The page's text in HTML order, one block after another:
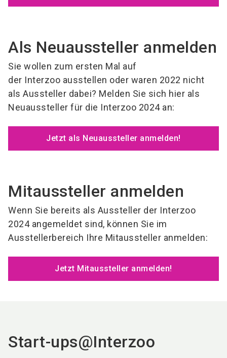
Als Neuaussteller anmelden
Sie wollen zum ersten Mal auf
der Interzoo ausstellen oder waren 2022 nicht
als Aussteller dabei? Melden Sie sich hier als
Neuaussteller für die Interzoo 2024 an:
Jetzt als Neuaussteller anmelden!
Mitaussteller anmelden
Wenn Sie bereits als Aussteller der Interzoo
2024 angemeldet sind, können Sie im
Ausstellerbereich Ihre Mitaussteller anmelden:
Jetzt Mitaussteller anmelden!
Start-ups@Interzoo